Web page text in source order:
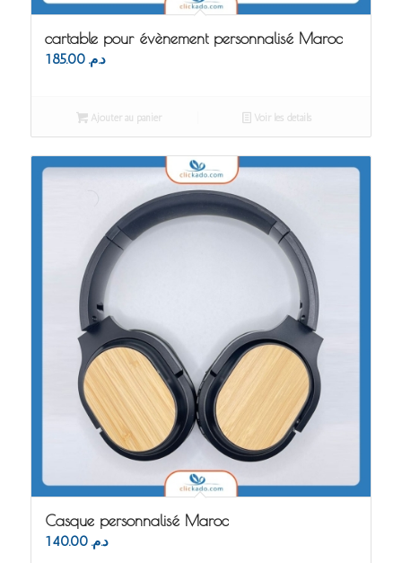
cartable pour évènement personnalisé Maroc
د.م. 185.00
Ajouter au panier Voir les détails
Casque personnalisé Maroc
د.م. 140.00